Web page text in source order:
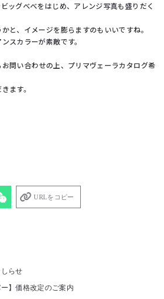
ッグべべをはじめ、アレンジ写真も盛りだく
と、イメージを膨らますのもいいですね。
スカラーが素敵です。
お問い合わせの上、プリマヴェーラカタログ希
ます。
URLをコピー
らせ
ー】価格改定のご案内